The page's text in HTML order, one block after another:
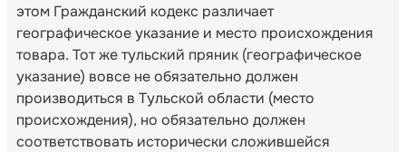
этом Гражданский кодекс различает
географическое указание и место происхождения
товара. Тот же тульский пряник (географическое
указание) вовсе не обязательно должен
производиться в Тульской области (место
происхождения), но обязательно должен
соответствовать исторически сложившейся